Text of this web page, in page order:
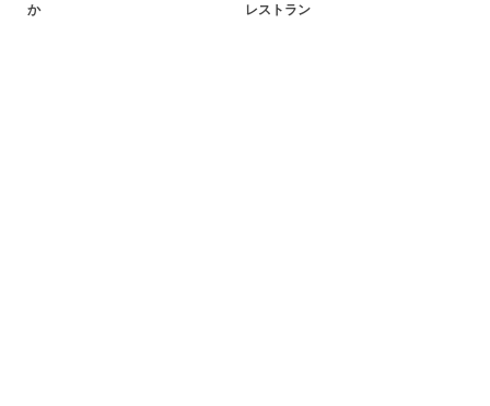
か
レストラン